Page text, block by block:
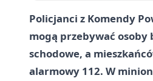
Policjanci z Komendy
mogą przebywać
schodowe, a
alarmowy 112. W